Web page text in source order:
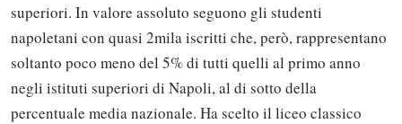
superiori. In valore assoluto seguono gli studenti
napoletani con quasi 2mila iscritti che, però, rappresentano
soltanto poco meno del 5% di tutti quelli al primo anno
negli istituti superiori di Napoli, al di sotto della
percentuale media nazionale. Ha scelto il liceo classico